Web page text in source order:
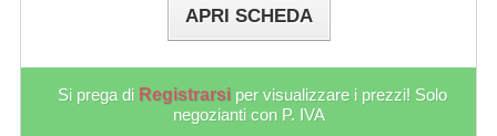
APRI SCHEDA
Si prega di Registrarsi per visualizzare i prezzi! Solo
negozianti con P. IVA